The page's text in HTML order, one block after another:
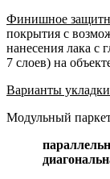
Финишное
покрытия с
нанесения лака с
7 слоев) на
Варианты укладки
Модульный